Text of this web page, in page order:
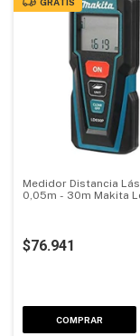
Medidor Distancia
0,05m - 30m Makita
$76.941